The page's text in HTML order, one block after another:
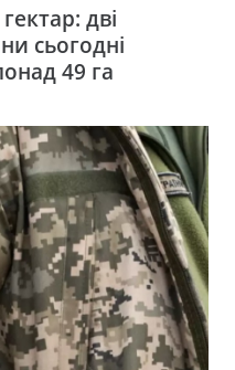
дві
сьогодні
49 га